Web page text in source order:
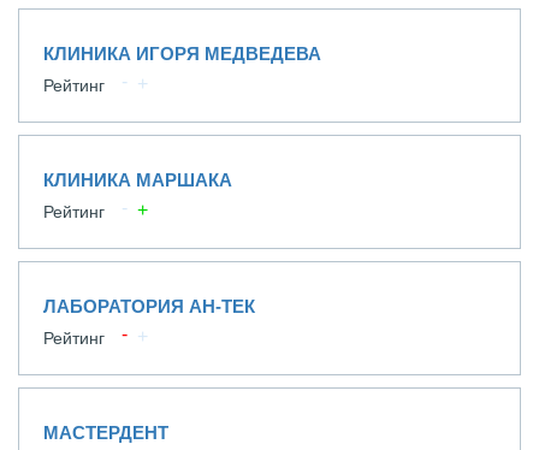
КЛИНИКА ИГОРЯ МЕДВЕДЕВА
Рейтинг
КЛИНИКА МАРШАКА
Рейтинг
ЛАБОРАТОРИЯ АН-ТЕК
Рейтинг
МАСТЕРДЕНТ